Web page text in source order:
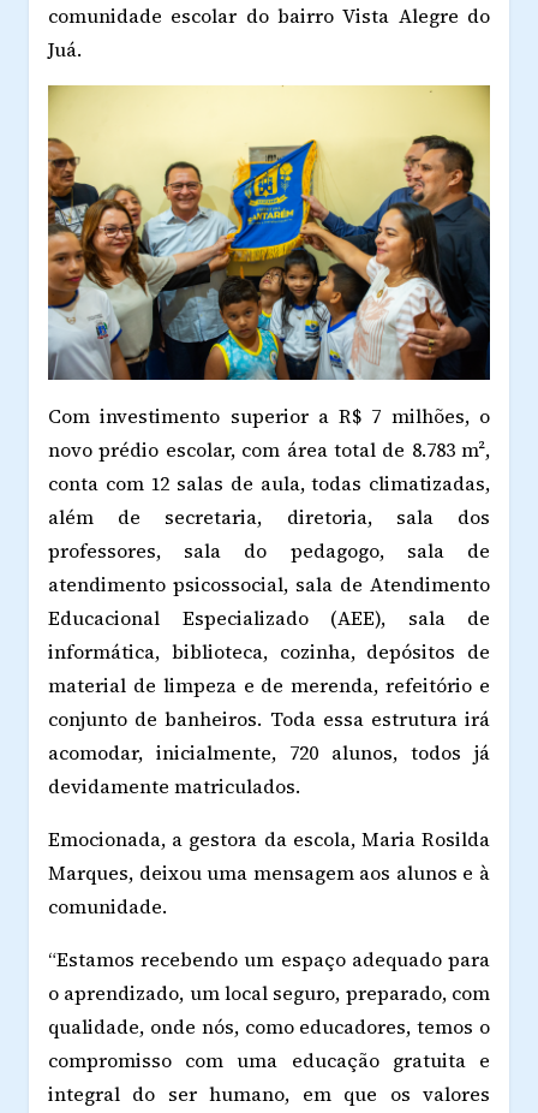
comunidade escolar do bairro Vista Alegre do
Juá.
Com investimento superior a R$ 7 milhões, o
novo prédio escolar, com área total de 8.783 m²,
conta com 12 salas de aula, todas climatizadas,
além de secretaria, diretoria, sala dos
professores, sala do pedagogo, sala de
atendimento psicossocial, sala de Atendimento
Educacional Especializado (AEE), sala de
informática, biblioteca, cozinha, depósitos de
material de limpeza e de merenda, refeitório e
conjunto de banheiros. Toda essa estrutura irá
acomodar, inicialmente, 720 alunos, todos já
devidamente matriculados.
Emocionada, a gestora da escola, Maria Rosilda
Marques, deixou uma mensagem aos alunos e à
comunidade.
“Estamos recebendo um espaço adequado para
o aprendizado, um local seguro, preparado, com
qualidade, onde nós, como educadores, temos o
compromisso com uma educação gratuita e
integral do ser humano, em que os valores